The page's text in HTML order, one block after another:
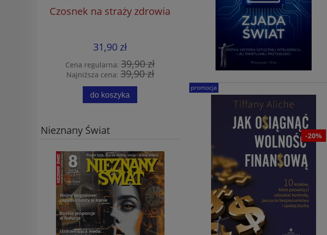
Czosnek na straży zdrowia
31,90 zł
Cena regularna: 39,90 zł
Najniższa cena: 39,90 zł
do koszyka
Magia świec. Czary, zaklęcia i
praktyczne ćwiczenia z
użyciem wosku i knota
39,99 zł
Cena regularna:49,99 zł
49,99 zł
do koszyka
Nieznany Świat -20%
promocja